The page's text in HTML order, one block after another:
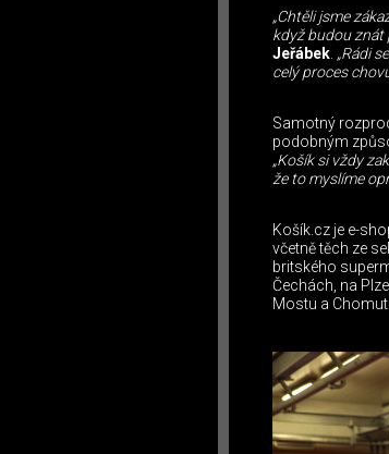
„Chtěli jsme
když budou znát
Jeřábek „Rádi
celý proces
Samotný
podobným
„Košík si vždy
že to myslíme
Košík.cz je e-
včetně těch ze
britského
Čechách, na
Mostu a